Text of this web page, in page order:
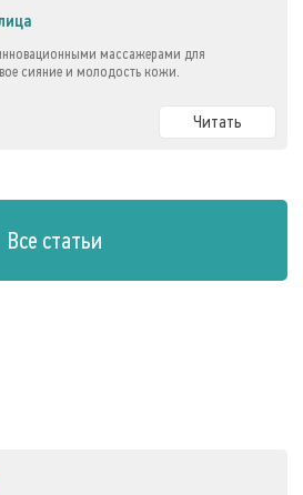
массажерами для
сияние и молодость кожи.
Читать
Все статьи